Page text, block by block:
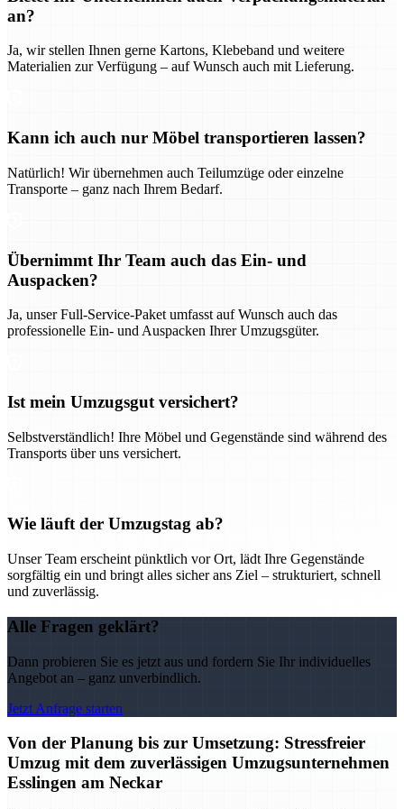
an?
Ja, wir stellen Ihnen gerne Kartons, Klebeband und weitere
Materialien zur Verfügung – auf Wunsch auch mit Lieferung.
Kann ich auch nur Möbel transportieren lassen?
Natürlich! Wir übernehmen auch Teilumzüge oder einzelne
Transporte – ganz nach Ihrem Bedarf.
Übernimmt Ihr Team auch das Ein- und
Auspacken?
Ja, unser Full-Service-Paket umfasst auf Wunsch auch das
professionelle Ein- und Auspacken Ihrer Umzugsgüter.
Ist mein Umzugsgut versichert?
Selbstverständlich! Ihre Möbel und Gegenstände sind während des
Transports über uns versichert.
Wie läuft der Umzugstag ab?
Unser Team erscheint pünktlich vor Ort, lädt Ihre Gegenstände
sorgfältig ein und bringt alles sicher ans Ziel – strukturiert, schnell
und zuverlässig.
Alle Fragen geklärt?
Dann probieren Sie es jetzt aus und fordern Sie Ihr individuelles
Angebot an – ganz unverbindlich.
Jetzt Anfrage starten
Von der Planung bis zur Umsetzung: Stressfreier
Umzug mit dem zuverlässigen Umzugsunternehmen
Esslingen am Neckar